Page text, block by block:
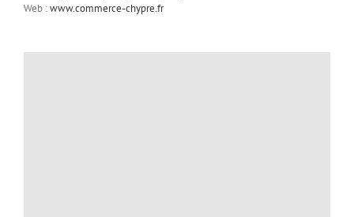
Web :www.commerce-chypre.fr